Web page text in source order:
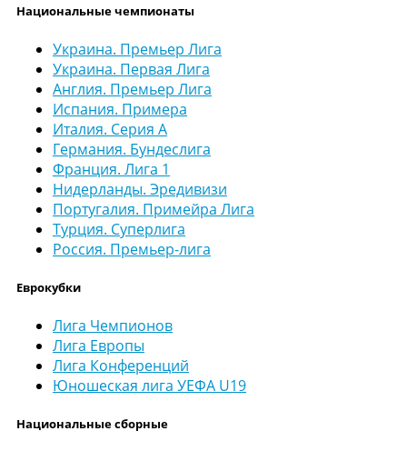
Национальные чемпионаты
Украина. Премьер Лига
Украина. Первая Лига
Англия. Премьер Лига
Испания. Примера
Италия. Серия А
Германия. Бундеслига
Франция. Лига 1
Нидерланды. Эредивизи
Португалия. Примейра Лига
Турция. Суперлига
Россия. Премьер-лига
Еврокубки
Лига Чемпионов
Лига Европы
Лига Конференций
Юношеская лига УЕФА U19
Национальные сборные